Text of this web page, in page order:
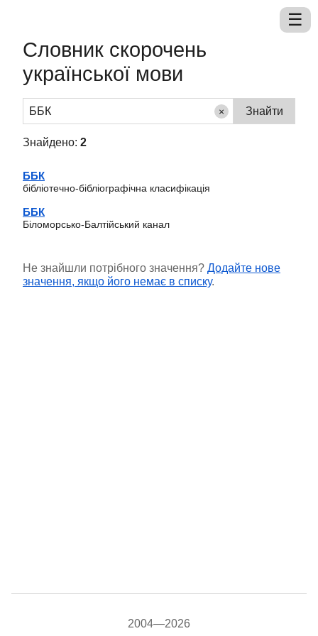
Словник скорочень
української мови
×
Знайдено: 2
ББК
бібліотечно-бібліографічна класифікація
ББК
Біломорсько-Балтійський канал
Не знайшли потрібного значення? Додайте нове
значення, якщо його немає в списку.
2004—2026